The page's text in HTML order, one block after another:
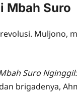
Mbah Suro
Muljono,
Suro
brigadenya,